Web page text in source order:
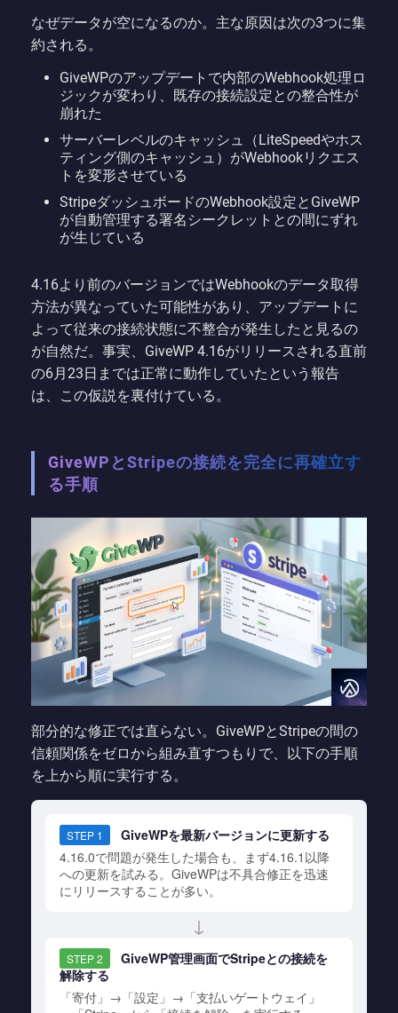
なぜデータが空になるのか。主な原因は次の3つに集
約される。
GiveWPのアップデートで内部のWebhook処理ロ
ジックが変わり、既存の接続設定との整合性が
崩れた
サーバーレベルのキャッシュ（LiteSpeedやホス
ティング側のキャッシュ）がWebhookリクエス
トを変形させている
StripeダッシュボードのWebhook設定とGiveWP
が自動管理する署名シークレットとの間にずれ
が生じている
4.16より前のバージョンではWebhookのデータ取得
方法が異なっていた可能性があり、アップデートに
よって従来の接続状態に不整合が発生したと見るの
が自然だ。事実、GiveWP 4.16がリリースされる直前
の6月23日までは正常に動作していたという報告
は、この仮説を裏付けている。
GiveWPとStripeの接続を完全に再確立す
る手順
部分的な修正では直らない。GiveWPとStripeの間の
信頼関係をゼロから組み直すつもりで、以下の手順
を上から順に実行する。
STEP 1
GiveWPを最新バージョンに更新する
4.16.0で問題が発生した場合も、まず4.16.1以降
への更新を試みる。GiveWPは不具合修正を迅速
にリリースすることが多い。
↓
STEP 2
GiveWP管理画面でStripeとの接続を
解除する
「寄付」→「設定」→「支払いゲートウェイ」